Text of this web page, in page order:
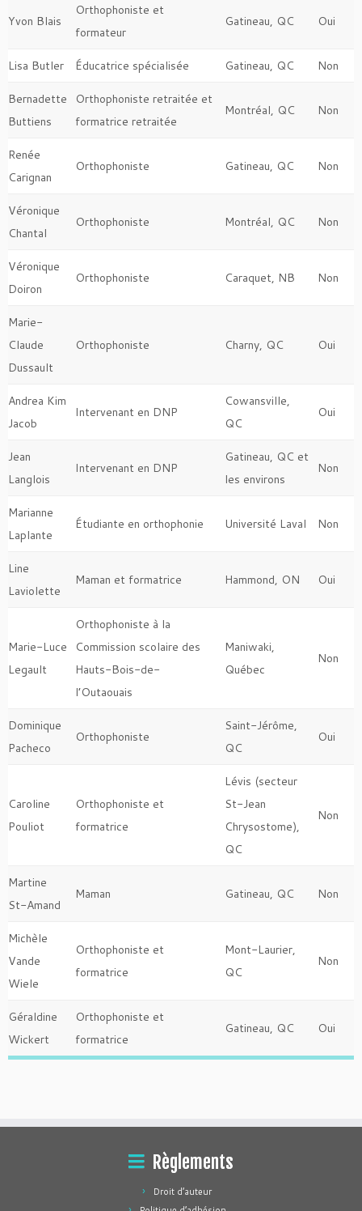
Yvon Blais
Orthophoniste et
formateur
Gatineau, QC Oui
Lisa Butler Éducatrice spécialisée Gatineau, QC Non
Bernadette
Buttiens
Orthophoniste retraitée et
formatrice retraitée
Montréal, QC Non
Renée
Carignan
Orthophoniste Gatineau, QC Non
Véronique
Chantal
Orthophoniste Montréal, QC Non
Véronique
Doiron
Orthophoniste Caraquet, NB Non
Marie-
Claude
Dussault
Orthophoniste Charny, QC Oui
Andrea Kim
Jacob
Intervenant en DNP
Cowansville,
QC
Oui
Jean
Langlois
Intervenant en DNP
Gatineau, QC et
les environs
Non
Marianne
Laplante
Étudiante en orthophonie Université Laval Non
Line
Laviolette
Maman et formatrice Hammond, ON Oui
Marie-Luce
Legault
Orthophoniste à la
Commission scolaire des
Hauts-Bois-de-
l’Outaouais
Maniwaki,
Québec
Non
Dominique
Pacheco
Orthophoniste
Saint-Jérôme,
QC
Oui
Caroline
Pouliot
Orthophoniste et
formatrice
Lévis (secteur
St-Jean
Chrysostome),
QC
Non
Martine
St-Amand
Maman Gatineau, QC Non
Michèle
Vande
Wiele
Orthophoniste et
formatrice
Mont-Laurier,
QC
Non
Géraldine
Wickert
Orthophoniste et
formatrice
Gatineau, QC Oui
Règlements
Droit d’auteur